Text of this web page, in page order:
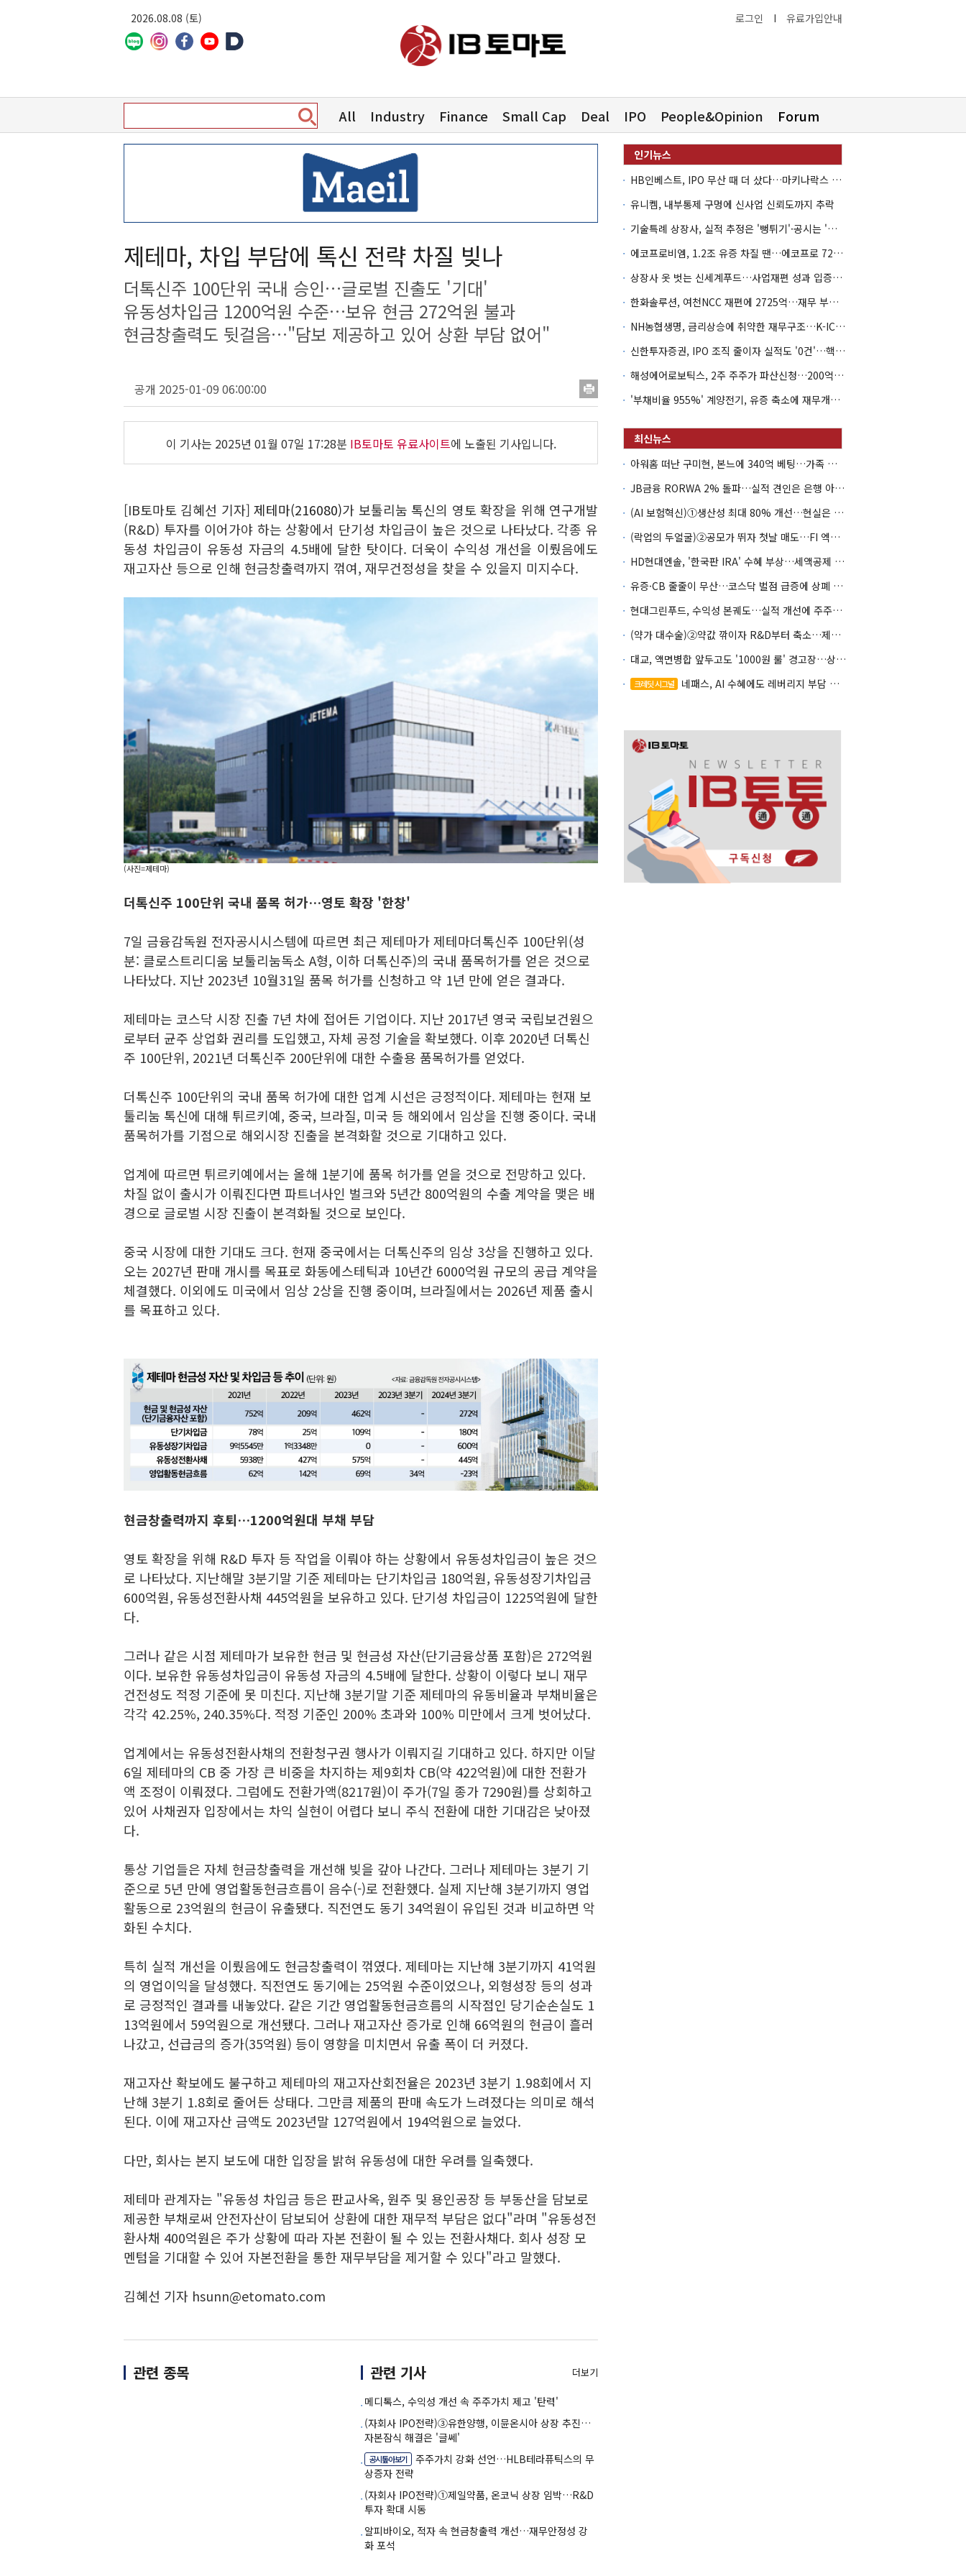
2026.08.08 (토) 로그인 I 유료가입안내
All Industry Finance Small Cap Deal IPO People&Opinion Forum
제테마, 차입 부담에 톡신 전략 차질 빚나
더톡신주 100단위 국내 승인…글로벌 진출도 '기대'
유동성차입금 1200억원 수준…보유 현금 272억원 불과
현금창출력도 뒷걸음…"담보 제공하고 있어 상환 부담 없어"
공개 2025-01-09 06:00:00
이 기사는 2025년 01월 07일 17:28분 IB토마토 유료사이트에 노출된 기사입니다.
[IB토마토 김혜선 기자]제테마(216080)가 보툴리눔 톡신의 영토 확장을 위해 연구개발
(R&D) 투자를 이어가야 하는 상황에서 단기성 차입금이 높은 것으로 나타났다. 각종 유
동성 차입금이 유동성 자금의 4.5배에 달한 탓이다. 더욱이 수익성 개선을 이뤘음에도
재고자산 등으로 인해 현금창출력까지 꺾여, 재무건정성을 찾을 수 있을지 미지수다.
(사진=제테마)
더톡신주 100단위 국내 품목 허가…영토 확장 '한창'
7일 금융감독원 전자공시시스템에 따르면 최근 제테마가 제테마더톡신주 100단위(성
분: 클로스트리디움 보툴리눔독소 A형, 이하 더톡신주)의 국내 품목허가를 얻은 것으로
나타났다. 지난 2023년 10월31일 품목 허가를 신청하고 약 1년 만에 얻은 결과다.
제테마는 코스닥 시장 진출 7년 차에 접어든 기업이다. 지난 2017년 영국 국립보건원으
로부터 균주 상업화 권리를 도입했고, 자체 공정 기술을 확보했다. 이후 2020년 더톡신
주 100단위, 2021년 더톡신주 200단위에 대한 수출용 품목허가를 얻었다.
더톡신주 100단위의 국내 품목 허가에 대한 업계 시선은 긍정적이다. 제테마는 현재 보
툴리눔 톡신에 대해 튀르키예, 중국, 브라질, 미국 등 해외에서 임상을 진행 중이다. 국내
품목허가를 기점으로 해외시장 진출을 본격화할 것으로 기대하고 있다.
업계에 따르면 튀르키예에서는 올해 1분기에 품목 허가를 얻을 것으로 전망하고 있다.
차질 없이 출시가 이뤄진다면 파트너사인 벌크와 5년간 800억원의 수출 계약을 맺은 배
경으로 글로벌 시장 진출이 본격화될 것으로 보인다.
중국 시장에 대한 기대도 크다. 현재 중국에서는 더톡신주의 임상 3상을 진행하고 있다.
오는 2027년 판매 개시를 목표로 화동에스테틱과 10년간 6000억원 규모의 공급 계약을
체결했다. 이외에도 미국에서 임상 2상을 진행 중이며, 브라질에서는 2026년 제품 출시
를 목표하고 있다.
현금창출력까지 후퇴…1200억원대 부채 부담
영토 확장을 위해 R&D 투자 등 작업을 이뤄야 하는 상황에서 유동성차입금이 높은 것으
로 나타났다. 지난해말 3분기말 기준 제테마는 단기차입금 180억원, 유동성장기차입금
600억원, 유동성전환사채 445억원을 보유하고 있다. 단기성 차입금이 1225억원에 달한
다.
그러나 같은 시점 제테마가 보유한 현금 및 현금성 자산(단기금융상품 포함)은 272억원
이다. 보유한 유동성차입금이 유동성 자금의 4.5배에 달한다. 상황이 이렇다 보니 재무
건전성도 적정 기준에 못 미친다. 지난해 3분기말 기준 제테마의 유동비율과 부채비율은
각각 42.25%, 240.35%다. 적정 기준인 200% 초과와 100% 미만에서 크게 벗어났다.
업계에서는 유동성전환사채의 전환청구권 행사가 이뤄지길 기대하고 있다. 하지만 이달
6일 제테마의 CB 중 가장 큰 비중을 차지하는 제9회차 CB(약 422억원)에 대한 전환가
액 조정이 이뤄졌다. 그럼에도 전환가액(8217원)이 주가(7일 종가 7290원)를 상회하고
있어 사채권자 입장에서는 차익 실현이 어렵다 보니 주식 전환에 대한 기대감은 낮아졌
다.
통상 기업들은 자체 현금창출력을 개선해 빚을 갚아 나간다. 그러나 제테마는 3분기 기
준으로 5년 만에 영업활동현금흐름이 음수(-)로 전환했다. 실제 지난해 3분기까지 영업
활동으로 23억원의 현금이 유출됐다. 직전연도 동기 34억원이 유입된 것과 비교하면 악
화된 수치다.
특히 실적 개선을 이뤘음에도 현금창출력이 꺾였다. 제테마는 지난해 3분기까지 41억원
의 영업이익을 달성했다. 직전연도 동기에는 25억원 수준이었으나, 외형성장 등의 성과
로 긍정적인 결과를 내놓았다. 같은 기간 영업활동현금흐름의 시작점인 당기순손실도 1
13억원에서 59억원으로 개선됐다. 그러나 재고자산 증가로 인해 66억원의 현금이 흘러
나갔고, 선급금의 증가(35억원) 등이 영향을 미치면서 유출 폭이 더 커졌다.
재고자산 확보에도 불구하고 제테마의 재고자산회전율은 2023년 3분기 1.98회에서 지
난해 3분기 1.8회로 줄어든 상태다. 그만큼 제품의 판매 속도가 느려졌다는 의미로 해석
된다. 이에 재고자산 금액도 2023년말 127억원에서 194억원으로 늘었다.
다만, 회사는 본지 보도에 대한 입장을 밝혀 유동성에 대한 우려를 일축했다.
제테마 관계자는 "유동성 차입금 등은 판교사옥, 원주 및 용인공장 등 부동산을 담보로
제공한 부채로써 안전자산이 담보되어 상환에 대한 재무적 부담은 없다"라며 "유동성전
환사채 400억원은 주가 상황에 따라 자본 전환이 될 수 있는 전환사채다. 회사 성장 모
멘텀을 기대할 수 있어 자본전환을 통한 재무부담을 제거할 수 있다"라고 말했다.
김혜선 기자 hsunn@etomato.com
관련 종목 관련 기사 더보기
메디톡스, 수익성 개선 속 주주가치 제고 '탄력'
(자회사 IPO전략)③유한양행, 이뮨온시아 상장 추진…
자본잠식 해결은 '글쎄'
공시톺아보기
주주가치 강화 선언…HLB테라퓨틱스의 무
상증자 전략
(자회사 IPO전략)①제일약품, 온코닉 상장 임박…R&D
투자 확대 시동
알피바이오, 적자 속 현금창출력 개선…재무안정성 강
화 포석
HB인베스트, IPO 무산 때 더 샀다…마키나락스 투자 2.7배 회수
유니켐, 내부통제 구멍에 신사업 신뢰도까지 추락
기술특례 상장사, 실적 추정은 '뻥튀기'·공시는 '누락'
에코프로비엠, 1.2조 유증 차질 땐…에코프로 7270억 '독박'
상장사 옷 벗는 신세계푸드…사업재편 성과 입증할까
한화솔루션, 여천NCC 재편에 2725억…재무 부담 커지나
NH농협생명, 금리상승에 취약한 재무구조…K-ICS 변동성 '주의보'
신한투자증권, IPO 조직 줄이자 실적도 '0건'…핵심 인력까지 이탈
해성에어로보틱스, 2주 주주가 파산신청…200억 CB 분쟁 확산
'부채비율 955%' 계양전기, 유증 축소에 재무개선 효과 '뚝'
아워홈 떠난 구미현, 본느에 340억 베팅…가족 지배체제 구축
JB금융 RORWA 2% 돌파…실적 견인은 은행 아닌 캐피탈
(AI 보험혁신)①생산성 최대 80% 개선…현실은 '실행 격차'
(락업의 두얼굴)②공모가 뛰자 첫날 매도…FI 엑시트 전략 갈렸다
HD현대엔솔, '한국판 IRA' 수혜 부상…세액공제 선택이 변수
유증·CB 줄줄이 무산…코스닥 벌점 급증에 상폐 압박
현대그린푸드, 수익성 본궤도…실적 개선에 주주환원까지
(약가 대수술)②약값 깎이자 R&D부터 축소…제약업계 비상경영 돌입
대교, 액면병합 앞두고도 '1000원 룰' 경고장…상장유지 시험대
크레딧 시그널 네패스, AI 수혜에도 레버리지 부담 여전